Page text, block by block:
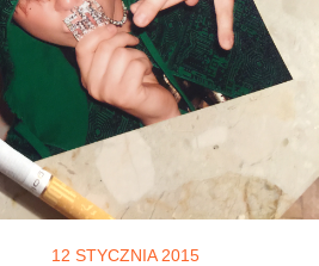
12 STYCZNIA 2015